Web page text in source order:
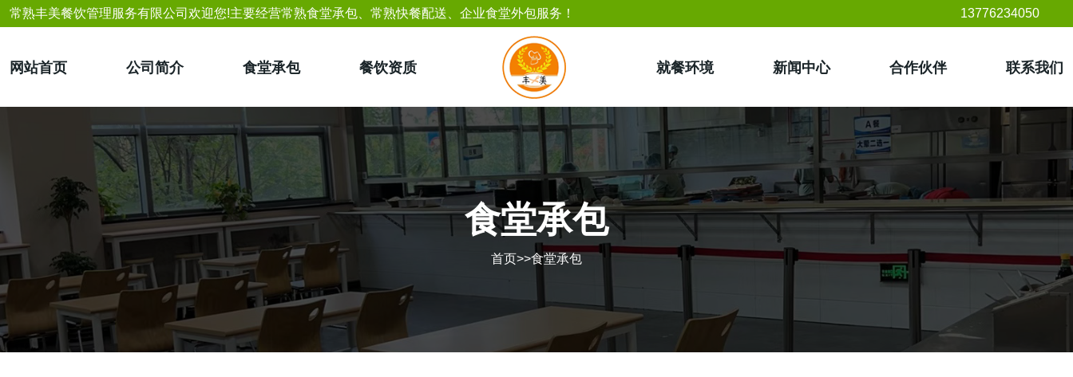
常熟丰美餐饮管理服务有限公司欢迎您!主要经营常熟食堂承包、常熟快餐配送、企业食堂外包服务！ 13776234050
网站首页 公司简介 食堂承包 餐饮资质 就餐环境 新闻中心 合作伙伴 联系我们
食堂承包
首页>>食堂承包